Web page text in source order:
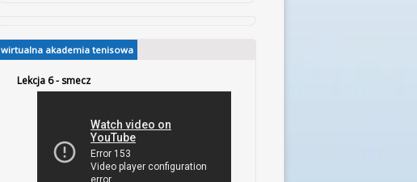
wirtualna akademia tenisowa
Lekcja 6 - smecz